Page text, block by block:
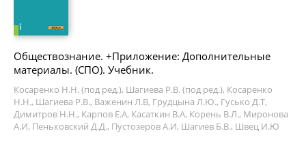
Обществознание. +Приложение: Дополнительные
материалы. (СПО). Учебник.
Косаренко Н.Н. (под ред.), Шагиева Р.В. (под ред.), Косаренко
Н.Н., Шагиева Р.В., Важенин Л.В, Грудцына Л.Ю., Гусько Д.Т,
Димитров Н.Н., Карпов Е.А, Касаткин В.А, Корень В.Л., Миронова
А.И, Пеньковский Д.Д., Пустозеров А.И, Шагиев Б.В., Швец И.Ю